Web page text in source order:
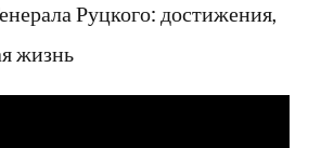
вдохновляющая